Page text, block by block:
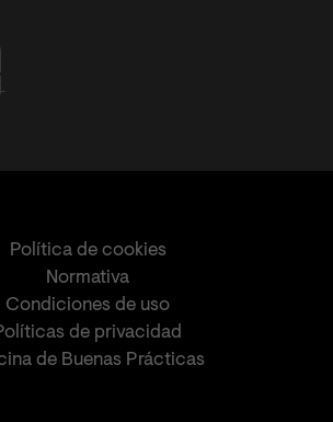
Política de cookies
Normativa
Condiciones de uso
de privacidad
de Buenas Prácticas